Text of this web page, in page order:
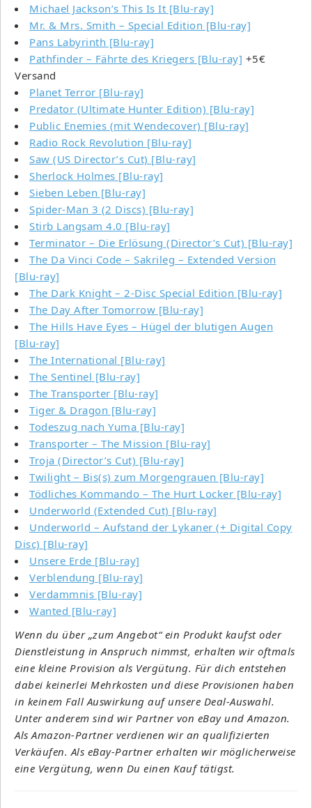
Michael Jackson’s This Is It [Blu-ray]
Mr. & Mrs. Smith – Special Edition [Blu-ray]
Pans Labyrinth [Blu-ray]
Pathfinder – Fährte des Kriegers [Blu-ray] +5€
Versand
Planet Terror [Blu-ray]
Predator (Ultimate Hunter Edition) [Blu-ray]
Public Enemies (mit Wendecover) [Blu-ray]
Radio Rock Revolution [Blu-ray]
Saw (US Director’s Cut) [Blu-ray]
Sherlock Holmes [Blu-ray]
Sieben Leben [Blu-ray]
Spider-Man 3 (2 Discs) [Blu-ray]
Stirb Langsam 4.0 [Blu-ray]
Terminator – Die Erlösung (Director’s Cut) [Blu-ray]
The Da Vinci Code – Sakrileg – Extended Version
[Blu-ray]
The Dark Knight – 2-Disc Special Edition [Blu-ray]
The Day After Tomorrow [Blu-ray]
The Hills Have Eyes – Hügel der blutigen Augen
[Blu-ray]
The International [Blu-ray]
The Sentinel [Blu-ray]
The Transporter [Blu-ray]
Tiger & Dragon [Blu-ray]
Todeszug nach Yuma [Blu-ray]
Transporter – The Mission [Blu-ray]
Troja (Director’s Cut) [Blu-ray]
Twilight – Bis(s) zum Morgengrauen [Blu-ray]
Tödliches Kommando – The Hurt Locker [Blu-ray]
Underworld (Extended Cut) [Blu-ray]
Underworld – Aufstand der Lykaner (+ Digital Copy
Disc) [Blu-ray]
Unsere Erde [Blu-ray]
Verblendung [Blu-ray]
Verdammnis [Blu-ray]
Wanted [Blu-ray]
Wenn du über „zum Angebot“ ein Produkt kaufst oder
Dienstleistung in Anspruch nimmst, erhalten wir oftmals
eine kleine Provision als Vergütung. Für dich entstehen
dabei keinerlei Mehrkosten und diese Provisionen haben
in keinem Fall Auswirkung auf unsere Deal-Auswahl.
Unter anderem sind wir Partner von eBay und Amazon.
Als Amazon-Partner verdienen wir an qualifizierten
Verkäufen. Als eBay-Partner erhalten wir möglicherweise
eine Vergütung, wenn Du einen Kauf tätigst.